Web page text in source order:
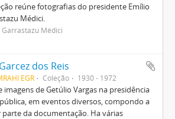
reúne fotografias do presidente Emílio
Médici.
Garrastazu Médici
dos Reis
EGR Coleção 1930 - 1972
imagens de Getúlio Vargas na presidência
em eventos diversos, compondo a
parte da documentação. Ha várias